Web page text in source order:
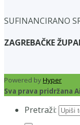
SUFINANCIRANO
ZAGREBAČKE
Powered byHyper
Sva prava pridržana
Pretraži: